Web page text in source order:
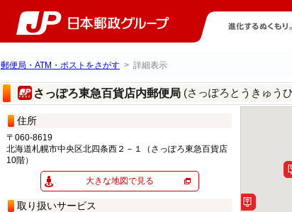
郵便局・ATM・ポストをさがす > 詳細表示
さっぽろ東急百貨店内郵便局 (さっぽろとうきゅう
住所
〒060-8619
北海道札幌市中央区北四条西２－１（さっぽろ東急百貨店
10階）
大きな地図で見る
取り扱いサービス